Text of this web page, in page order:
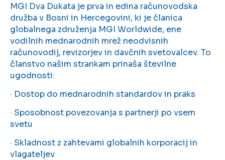
MGI Dva Dukata je prva in edina računovodska
družba v Bosni in Hercegovini, ki je članica
globalnega združenja MGI Worldwide, ene
vodilnih mednarodnih mrež neodvisnih
računovodij, revizorjev in davčnih svetovalcev. To
članstvo našim strankam prinaša številne
ugodnosti:
· Dostop do mednarodnih standardov in praks
· Sposobnost povezovanja s partnerji po vsem
svetu
· Skladnost z zahtevami globalnih korporacij in
vlagateljev